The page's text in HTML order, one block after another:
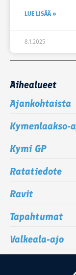
LUE LISÄÄ »
8.1.2025
Aihealueet
Ajankohtaista
Kymenlaakso-
Kymi GP
Ratatiedote
Ravit
Tapahtumat
Valkeala-ajo